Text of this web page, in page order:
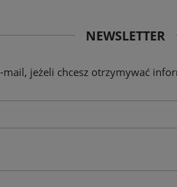
NEWSLETTER
mail, jeżeli chcesz otrzymywać